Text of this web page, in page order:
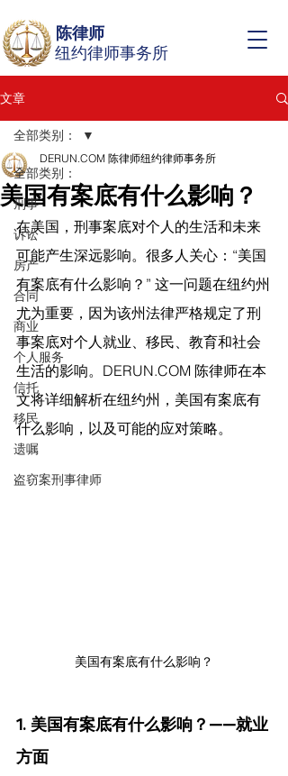
纽约律师事务所
陈律师
文章
全部类别：
刑事
诉讼
房产
合同
商业
个人服务
信托
移民
遗嘱
盗窃案刑事律师
全部类别：
美国有案底有什么影响？
DERUN.COM 陈律师纽约律师事务所
在美国，刑事案底对个人的生活和未来
可能产生深远影响。很多人关心：“美国
有案底有什么影响？” 这一问题在纽约州
尤为重要，因为该州法律严格规定了刑
事案底对个人就业、移民、教育和社会
生活的影响。 DERUN.COM 陈律师在本
文将详细解析在纽约州，美国有案底有
什么影响，以及可能的应对策略。
美国有案底有什么影响？
1. 美国有案底有什么影响？——就业
方面